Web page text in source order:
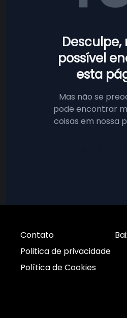
Desculpe,
possível
esta
Mas não se
pode encontrar
coisas em nossa
Contato
Politica de privacidade
Política de Cookies